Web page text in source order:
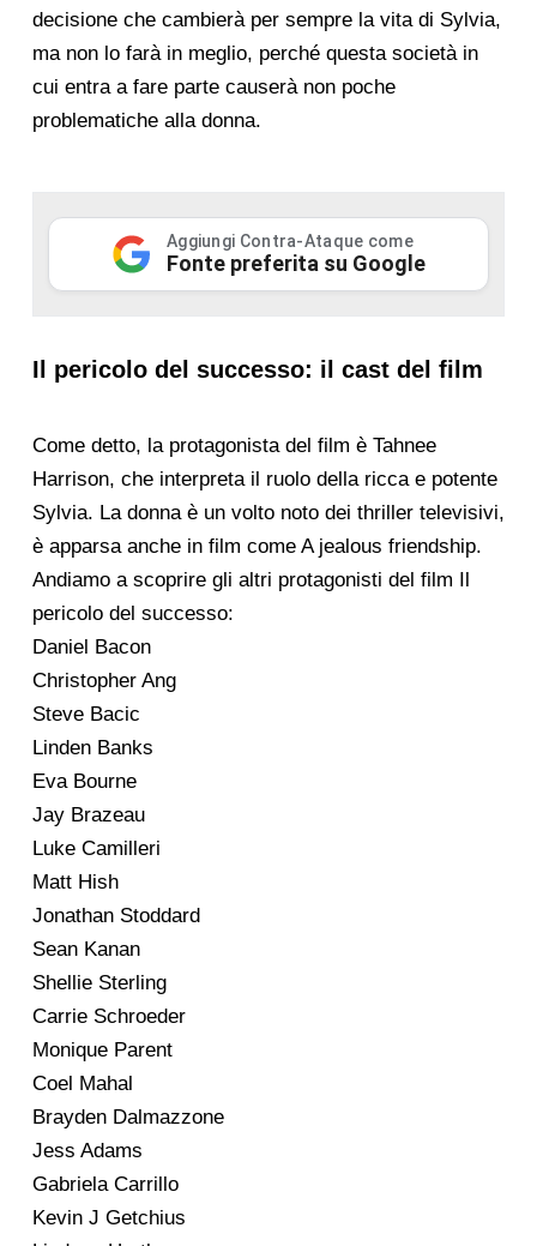
decisione che cambierà per sempre la vita di Sylvia,
ma non lo farà in meglio, perché questa società in
cui entra a fare parte causerà non poche
problematiche alla donna.
Aggiungi Contra-Ataque come
Fonte preferita su Google
Il pericolo del successo: il cast del film
Come detto, la protagonista del film è Tahnee
Harrison, che interpreta il ruolo della ricca e potente
Sylvia. La donna è un volto noto dei thriller televisivi,
è apparsa anche in film come A jealous friendship.
Andiamo a scoprire gli altri protagonisti del film Il
pericolo del successo:
Daniel Bacon
Christopher Ang
Steve Bacic
Linden Banks
Eva Bourne
Jay Brazeau
Luke Camilleri
Matt Hish
Jonathan Stoddard
Sean Kanan
Shellie Sterling
Carrie Schroeder
Monique Parent
Coel Mahal
Brayden Dalmazzone
Jess Adams
Gabriela Carrillo
Kevin J Getchius